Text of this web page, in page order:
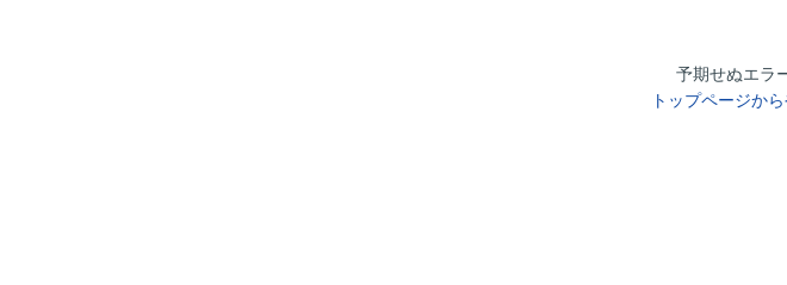
予期せぬエラ
トップページか